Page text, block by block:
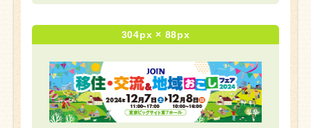
304px × 88px